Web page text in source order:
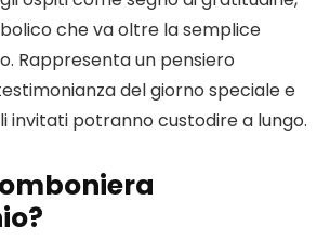
che va oltre la semplice
Rappresenta un pensiero
del giorno speciale e
invitati potranno custodire a lungo.